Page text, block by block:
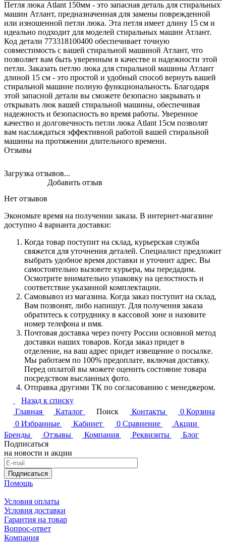
Петля люка Atlant 150мм - это запасная деталь для стиральных
машин Атлант, предназначенная для замены поврежденной
или изношенной петли люка. Эта петля имеет длину 15 см и
идеально подходит для моделей стиральных машин Атлант.
Код детали 773318100400 обеспечивает точную
совместимость с вашей стиральной машиной Атлант, что
позволяет вам быть уверенным в качестве и надежности этой
петли. Заказать петлю люка для стиральной машины Атлант
длиной 15 см - это простой и удобный способ вернуть вашей
стиральной машине полную функциональность. Благодаря
этой запасной детали вы сможете безопасно закрывать и
открывать люк вашей стиральной машины, обеспечивая
надежность и безопасность во время работы. Уверенное
качество и долговечность петли люка Atlant 15см позволят
вам наслаждаться эффективной работой вашей стиральной
машины на протяжении длительного времени.
Отзывы
Загрузка отзывов...
Нет отзывов
Добавить отзыв
Экономьте время на получении заказа. В интернет-магазине
доступно 4 варианта доставки:
Когда товар поступит на склад, курьерская служба
свяжется для уточнения деталей. Специалист предложит
выбрать удобное время доставки и уточнит адрес. Вы
самостоятельно вызовете курьера, мы передадим.
Осмотрите внимательно упаковку на целостность и
соответствие указанной комплектации.
Самовывоз из магазина. Когда заказ поступит на склад,
Вам позвонят, либо напишут. Для получения заказа
обратитесь к сотруднику в кассовой зоне и назовите
номер телефона и имя.
Почтовая доставка через почту России основной метод
доставки наших товаров. Когда заказ придет в
отделение, на ваш адрес придет извещение о посылке.
Мы работаем по 100% предоплате, включая доставку.
Перед оплатой вы можете оценить состояние товара
посредством высланных фото.
Отправка другими ТК по согласованию с менеджером.
Назад к списку
Главная
Каталог Поиск Контакты 0 Корзина
0 Избранные Кабинет 0 Сравнение
Акции
Бренды
Отзывы Компания Реквизиты
Блог
Подписаться
на новости и акции
Подписаться
Помощь
Условия оплаты
Условия доставки
Гарантия на товар
Вопрос-ответ
Компания